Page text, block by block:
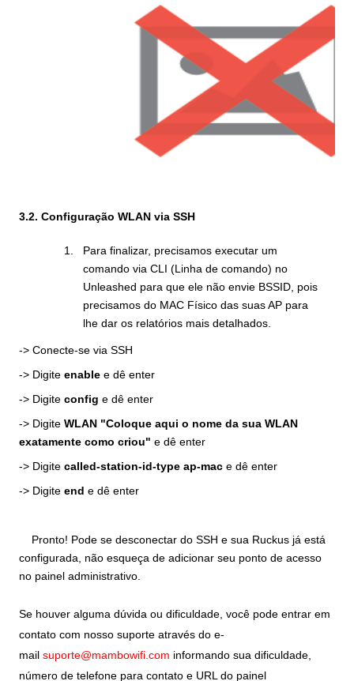
3.2. Configuração WLAN via SSH
Para finalizar, precisamos executar um
comando via CLI (Linha de comando) no
Unleashed para que ele não envie BSSID, pois
precisamos do MAC Físico das suas AP para
lhe dar os relatórios mais detalhados.
-> Conecte-se via SSH
-> Digite enable e dê enter
-> Digite config e dê enter
-> Digite WLAN "Coloque aqui o nome da sua WLAN
exatamente como criou" e dê enter
-> Digite called-station-id-type ap-mac e dê enter
-> Digite end e dê enter
Pronto! Pode se desconectar do SSH e sua Ruckus já está
configurada, não esqueça de adicionar seu ponto de acesso
no painel administrativo.
Se houver alguma dúvida ou dificuldade, você pode entrar em
contato com nosso suporte através do e-
mail suporte@mambowifi.com informando sua dificuldade,
número de telefone para contato e URL do painel